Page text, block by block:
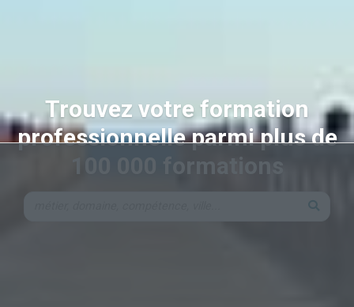
Trouvez votre formation
professionnelle parmi plus de
100 000 formations